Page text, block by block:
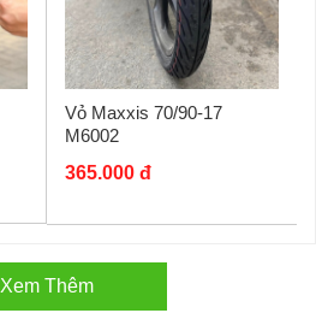
Vỏ Maxxis 70/90-17
M6002
365.000 đ
Xem Thêm